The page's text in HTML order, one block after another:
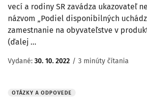
vecí a rodiny SR zavádza ukazovateľ
názvom „Podiel disponibilných
zamestnanie na obyvateľstve v
(ďalej ...
Vydané: 30. 10. 2022 / 3 minúty čítania
OTÁZKY A ODPOVEDE